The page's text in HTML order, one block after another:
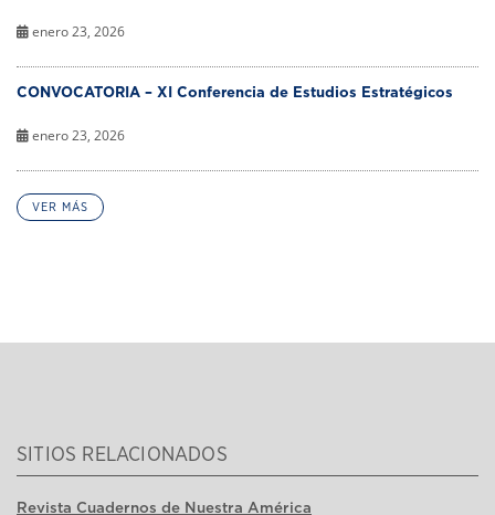
enero 23, 2026
CONVOCATORIA – XI Conferencia de Estudios Estratégicos
enero 23, 2026
VER MÁS
SITIOS RELACIONADOS
Revista Cuadernos de Nuestra América